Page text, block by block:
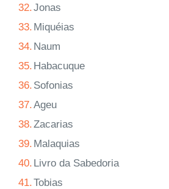
32.Jonas
33. Miquéias
34. Naum
35. Habacuque
36. Sofonias
37.Ageu
38.Zacarias
39. Malaquias
40. Livro da Sabedoria
41.Tobias